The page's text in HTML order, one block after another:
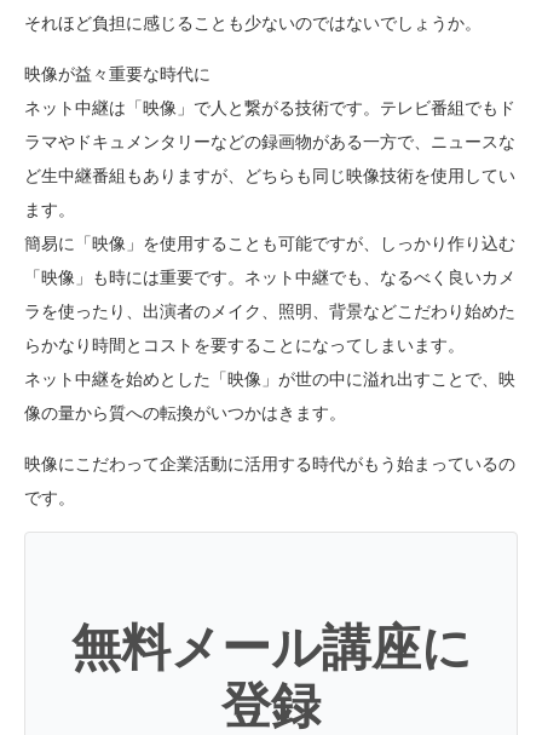
それほど負担に感じることも少ないのではないでしょうか。
映像が益々重要な時代に
ネット中継は「映像」で人と繋がる技術です。テレビ番組でもド
ラマやドキュメンタリーなどの録画物がある一方で、ニュースな
ど生中継番組もありますが、どちらも同じ映像技術を使用してい
ます。
簡易に「映像」を使用することも可能ですが、しっかり作り込む
「映像」も時には重要です。ネット中継でも、なるべく良いカメ
ラを使ったり、出演者のメイク、照明、背景などこだわり始めた
らかなり時間とコストを要することになってしまいます。
ネット中継を始めとした「映像」が世の中に溢れ出すことで、映
像の量から質への転換がいつかはきます。
映像にこだわって企業活動に活用する時代がもう始まっているの
です。
無料メール講座に
登録